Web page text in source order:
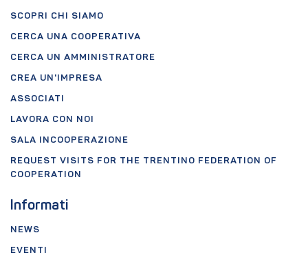
SCOPRI CHI SIAMO
CERCA UNA COOPERATIVA
CERCA UN AMMINISTRATORE
CREA UN'IMPRESA
ASSOCIATI
LAVORA CON NOI
SALA INCOOPERAZIONE
REQUEST VISITS FOR THE TRENTINO FEDERATION OF
COOPERATION
Informati
NEWS
EVENTI